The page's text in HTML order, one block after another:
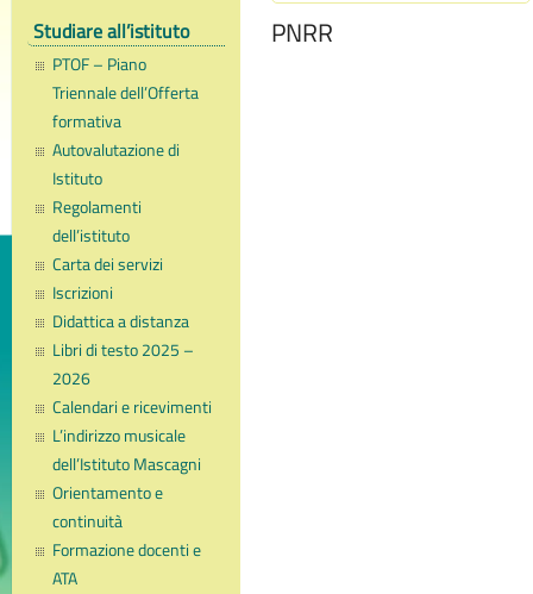
Studiare all’istituto
PTOF – Piano
Triennale dell’Offerta
formativa
Autovalutazione di
Istituto
Regolamenti
dell’istituto
Carta dei servizi
Iscrizioni
Didattica a distanza
Libri di testo 2025 –
2026
Calendari e ricevimenti
L’indirizzo musicale
dell’Istituto Mascagni
Orientamento e
continuità
Formazione docenti e
ATA
PNRR